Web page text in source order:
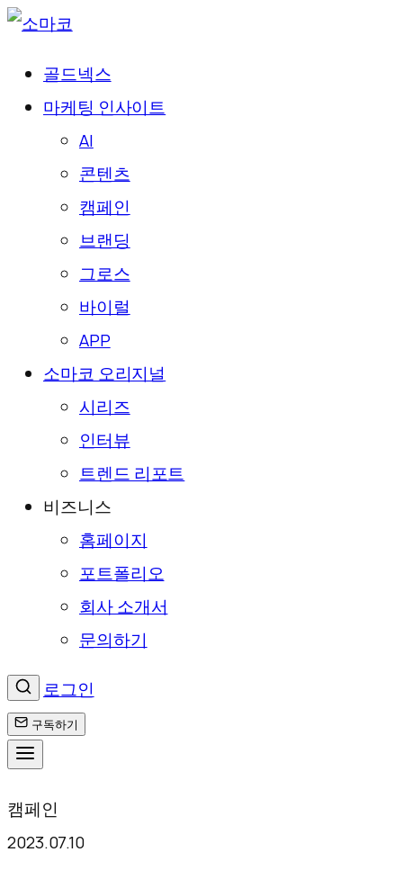
골드넥스
마케팅 인사이트
AI
콘텐츠
캠페인
브랜딩
그로스
바이럴
APP
소마코 오리지널
시리즈
인터뷰
트렌드 리포트
비즈니스
홈페이지
포트폴리오
회사 소개서
문의하기
로그인
구독하기
텐
츠
캠페인
2023.07.10